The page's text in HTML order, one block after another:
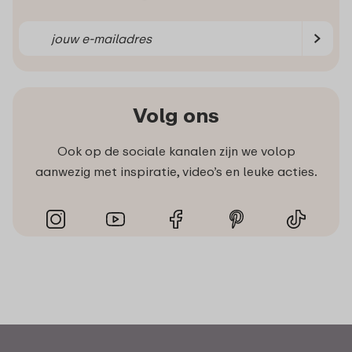
Volg ons
Ook op de sociale kanalen zijn we volop
aanwezig met inspiratie, video’s en leuke acties.